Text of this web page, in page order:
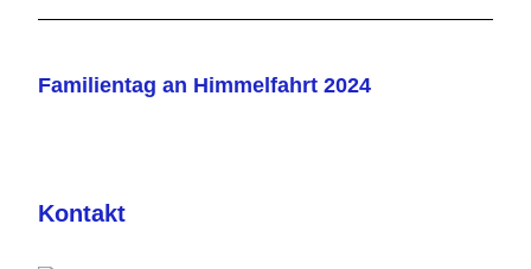
Familientag an Himmelfahrt 2024
Kontakt